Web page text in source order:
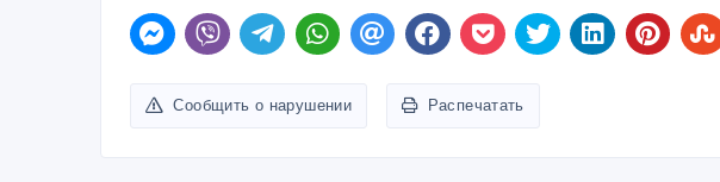
Сообщить о нарушении Распечатать